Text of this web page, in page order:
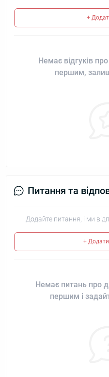
+
Немає відгуків
першим,
Питання та
Додайте питання, і ми
+
Немає питань про
першим і